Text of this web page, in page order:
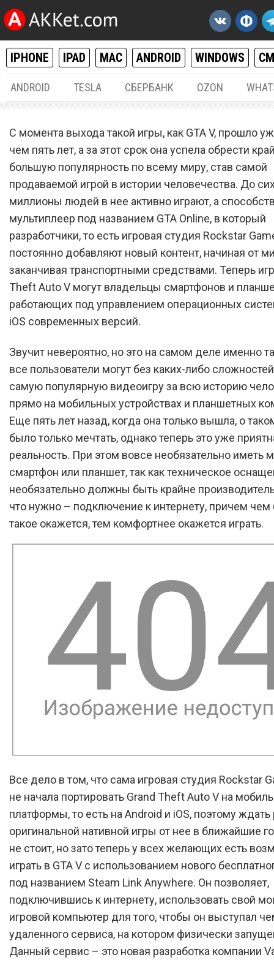
IPHONE IPAD MAC ANDROID WINDOWS
ANDROID TESLA СБЕРБАНК OZON
Grand Theft Auto V
вышла для смартфонов
Android и iOS
С момента выхода такой игры, как GTA V, прошло
чем пять лет, а за этот срок она успела обрести
большую популярность по всему миру, став самой
продаваемой игрой в истории человечества. До
миллионы людей в нее активно играют, а
мультиплеер под названием GTA Online, в который
разработчики, то есть игровая студия Rockstar
постоянно добавляют новый контент, начиная от
заканчивая транспортными средствами. Теперь
Theft Auto V могут владельцы смартфонов и
работающих под управлением операционных
iOS современных версий.
Звучит невероятно, но это на самом деле именно
все пользователи могут без каких-либо
самую популярную видеоигру за всю историю
прямо на мобильных устройствах и планшетных
Еще пять лет назад, когда она только вышла, о
было только мечтать, однако теперь это уже
реальность. При этом вовсе необязательно иметь
смартфон или планшет, так как техническое
необязательно должны быть крайне
что нужно – подключение к интернету, причем
такое окажется, тем комфортнее окажется играть.
Все дело в том, что сама игровая студия Rockstar
не начала портировать Grand Theft Auto V на
платформы, то есть на Android и iOS, поэтому ждать
оригинальной нативной игры от нее в ближайшие
не стоит, но зато теперь у всех желающих есть
играть в GTA V с использованием нового
под названием Steam Link Anywhere. Он позволяет,
подключившись к интернету, использовать свой
игровой компьютер для того, чтобы он выступал
удаленного сервиса, на котором физически
Данный сервис – это новая разработка компании